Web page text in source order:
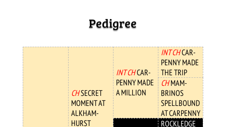
Pedigree
CHSECRET
MOMENT AT
ALKHAM­
HURST
INT CHCAR­
PENNY MADE
A MIL­LION
INT CHCAR­
PENNY MADE
THE TRIP
CHMAM­
BRINOS
SPELL­BOUND
AT CAR­PENNY
ROCK­LEDGE